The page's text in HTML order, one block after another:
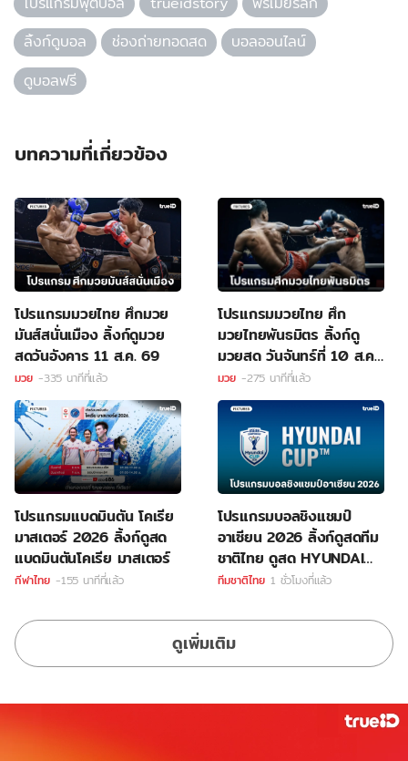
ลิ้งก์ดูบอล
ช่องถ่ายทอดสด
บอลออนไลน์
ดูบอลฟรี
บทความที่เกี่ยวข้อง
โปรแกรมมวยไทย ศึกมวย
มันส์สนั่นเมือง ลิ้งก์ดูมวย
สดวันอังคาร 11 ส.ค. 69
มวย -335 นาทีที่แล้ว
โปรแกรมมวยไทย ศึก
มวยไทยพันธมิตร ลิ้งก์ดู
มวยสด วันจันทร์ที่ 10 ส.ค.
69
มวย -275 นาทีที่แล้ว
โปรแกรมแบดมินตัน โคเรีย
มาสเตอร์ 2026 ลิ้งก์ดูสด
แบดมินตันโคเรีย มาสเตอร์
กีฬาไทย -155 นาทีที่แล้ว
โปรแกรมบอลชิงแชมป์
อาเซียน 2026 ลิ้งก์ดูสดทีม
ชาติไทย ดูสด HYUNDAI
CUP
ทีมชาติไทย 1 ชั่วโมงที่แล้ว
ดูเพิ่มเติม